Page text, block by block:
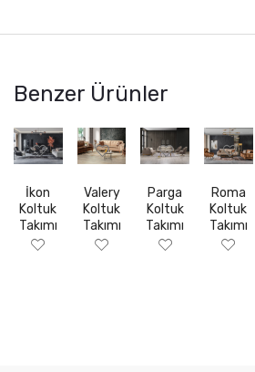
Benzer Ürünler
İkon
Koltuk
Takımı
Valery
Koltuk
Takımı
Parga
Koltuk
Takımı
Roma
Koltuk
Takımı